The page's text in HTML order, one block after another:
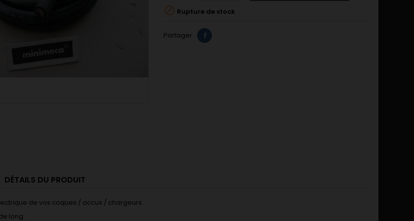
 Rupture de stock
Partager
DÉTAILS DU PRODUIT
de vos coques / accus / chargeurs.
long.